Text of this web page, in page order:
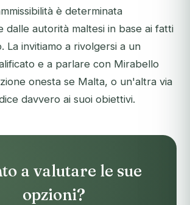
è determinata
dalle autorità maltesi in base ai fatti
La invitiamo a rivolgersi a un
e a parlare con Mirabello
onesta se Malta, o un'altra via
davvero ai suoi obiettivi.
a valutare le sue
opzioni?